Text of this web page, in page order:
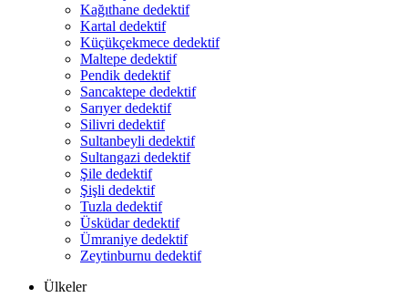
Kağıthane dedektif
Kartal dedektif
Küçükçekmece dedektif
Maltepe dedektif
Pendik dedektif
Sancaktepe dedektif
Sarıyer dedektif
Silivri dedektif
Sultanbeyli dedektif
Sultangazi dedektif
Şile dedektif
Şişli dedektif
Tuzla dedektif
Üsküdar dedektif
Ümraniye dedektif
Zeytinburnu dedektif
Ülkeler